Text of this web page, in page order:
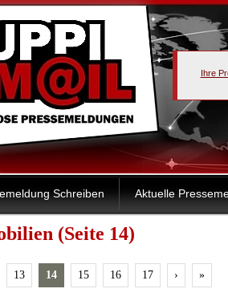
Ihre
Schreiben Aktuelle
(Seite 14)
13 14 15 16 17 › »